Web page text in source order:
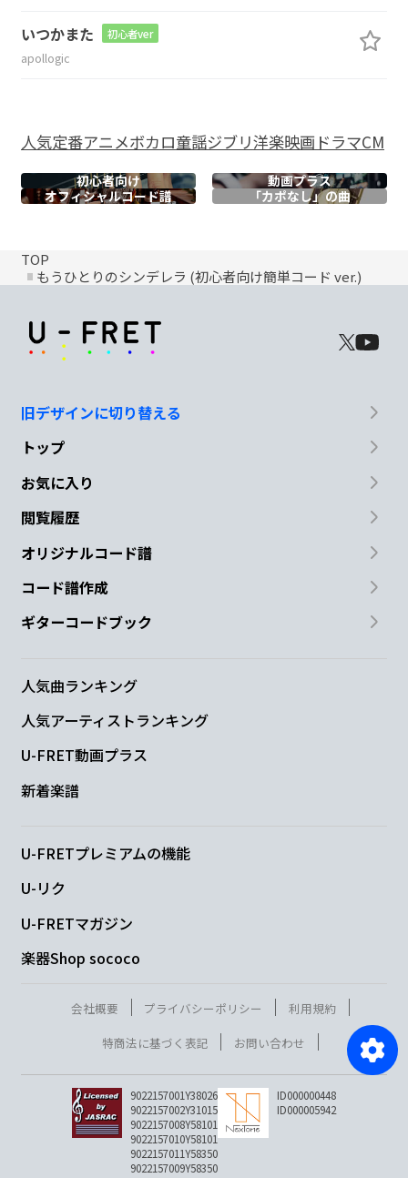
いつかまた 初心者ver
apollogic
人気定番アニメボカロ童謡ジブリ洋楽映画ドラマCM
初心者向け
動画プラス
オフィシャルコード譜 「カポなし」の曲
TOP
もうひとりのシンデレラ (初心者向け簡単コード ver.)
旧デザインに切り替える
トップ
お気に入り
閲覧履歴
オリジナルコード譜
コード譜作成
ギターコードブック
人気曲ランキング
人気アーティストランキング
U-FRET動画プラス
新着楽譜
U-FRETプレミアムの機能
U-リク
U-FRETマガジン
楽器Shop sococo
会社概要 プライバシーポリシー
利用規約
特商法に基づく表記
お問い合わせ
9022157001Y38026
9022157002Y31015
9022157008Y58101
9022157010Y58101
9022157011Y58350
9022157009Y58350
ID000000448
ID000005942